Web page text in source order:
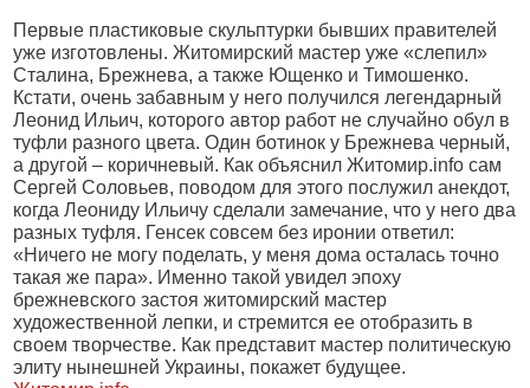
Первые пластиковые скульптурки бывших правителей
уже изготовлены. Житомирский мастер уже «слепил»
Сталина, Брежнева, а также Ющенко и Тимошенко.
Кстати, очень забавным у него получился легендарный
Леонид Ильич, которого автор работ не случайно обул в
туфли разного цвета. Один ботинок у Брежнева черный,
а другой – коричневый. Как объяснил Житомир.info сам
Сергей Соловьев, поводом для этого послужил анекдот,
когда Леониду Ильичу сделали замечание, что у него два
разных туфля. Генсек совсем без иронии ответил:
«Ничего не могу поделать, у меня дома осталась точно
такая же пара». Именно такой увидел эпоху
брежневского застоя житомирский мастер
художественной лепки, и стремится ее отобразить в
своем творчестве. Как представит мастер политическую
элиту нынешней Украины, покажет будущее.